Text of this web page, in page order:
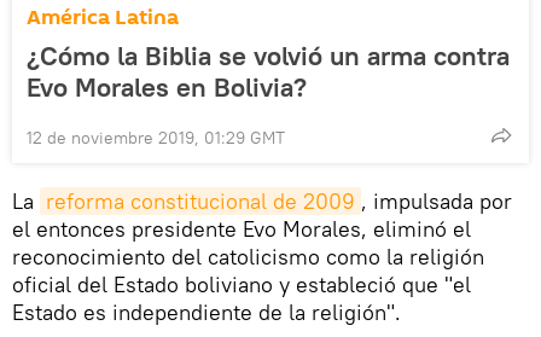
América Latina
¿Cómo la Biblia se volvió un arma contra
Evo Morales en Bolivia?
12 de noviembre 2019, 01:29 GMT
La reforma constitucional de 2009 , impulsada por
el entonces presidente Evo Morales, eliminó el
reconocimiento del catolicismo como la religión
oficial del Estado boliviano y estableció que "el
Estado es independiente de la religión".